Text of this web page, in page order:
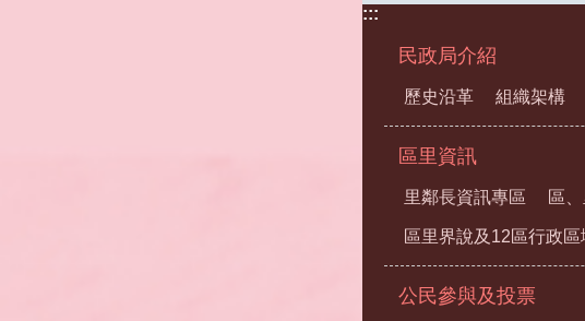
:::
民政局介紹
歷史沿革 組織架構
區里資訊
里鄰長資訊專區 區
區里界說及12區行政區
公民參與及投票